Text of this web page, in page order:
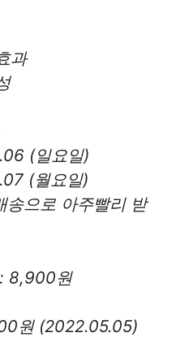
과
(일요일)
(월요일)
송으로 아주빨리 받
8,900원
원 (2022.05.05)